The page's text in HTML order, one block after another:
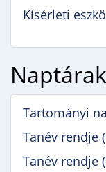
Kísérleti
Naptárak
Tartományi
Tanév rendje
Tanév rendje